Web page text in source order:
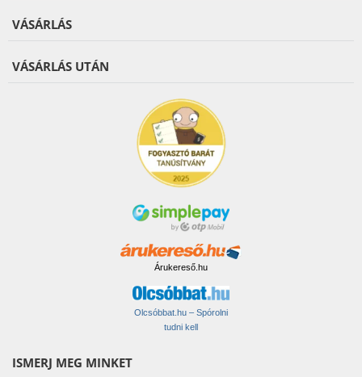
VÁSÁRLÁS
VÁSÁRLÁS UTÁN
Árukereső.hu
Olcsóbbat.hu – Spórolni
tudni kell
ISMERJ MEG MINKET